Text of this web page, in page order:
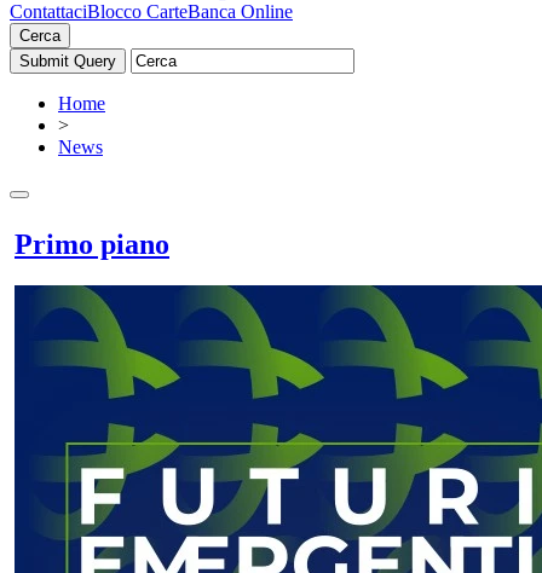
ContattaciBlocco CarteBanca Online
Cerca
Home
>
News
Primo piano